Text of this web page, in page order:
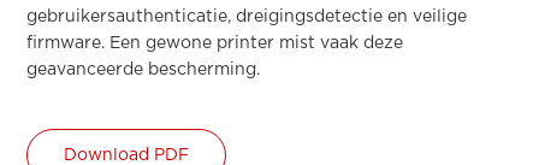
gebruikersauthenticatie, dreigingsdetectie en veilige
firmware. Een gewone printer mist vaak deze
geavanceerde bescherming.
Download PDF